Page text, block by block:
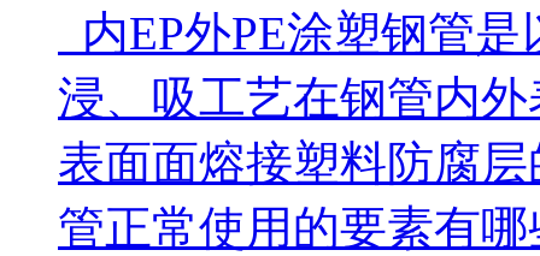
内EP外PE涂塑钢管
浸、吸工艺在钢管内
表面面熔接塑料防腐
管正常使用的要素有